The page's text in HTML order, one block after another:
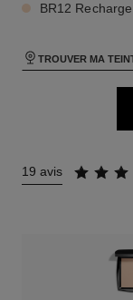
BR12 Recharge
TROUVER MA
19 avis